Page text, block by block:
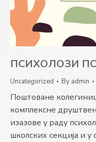
ПСИХОЛОЗИ
Uncategorized By admin
Поштоване
комплексне
изазове у раду
школских секција и